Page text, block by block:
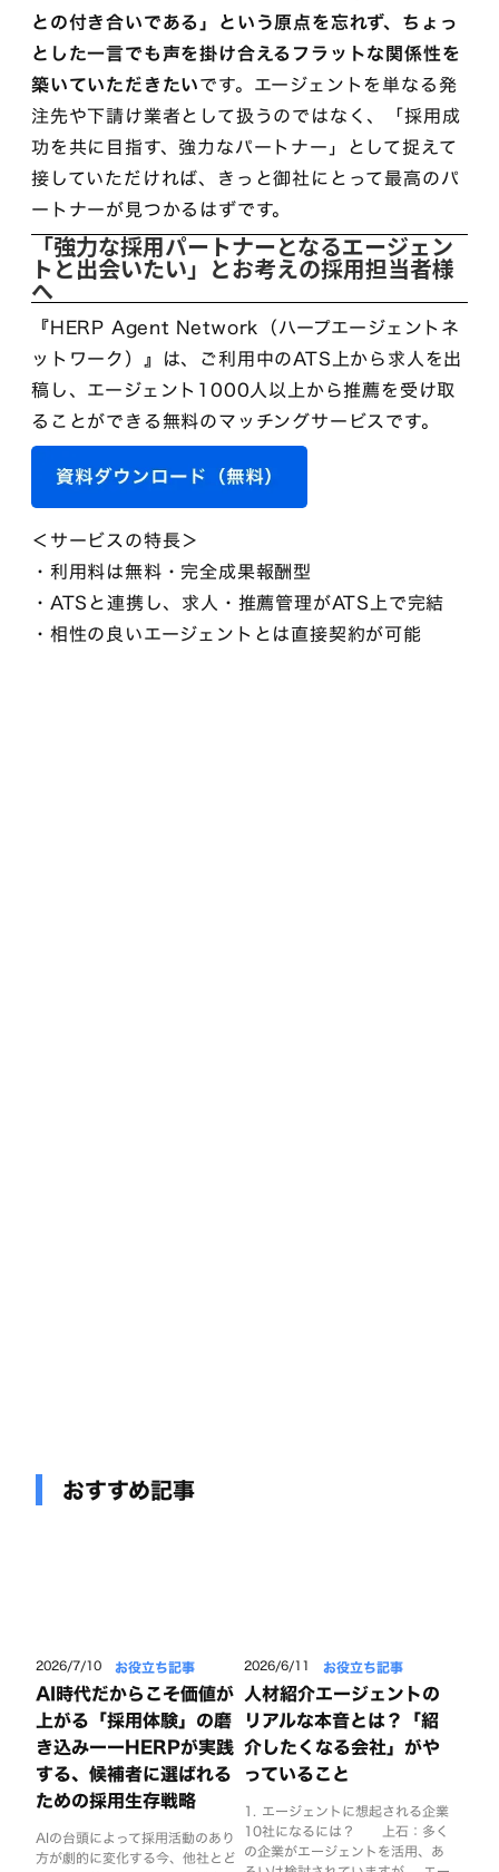
との付き合いである」という原点を忘れず、ちょっ
とした一言でも声を掛け合えるフラットな関係性を
築いていただきたいです。エージェントを単なる発
注先や下請け業者として扱うのではなく、「採用成
功を共に目指す、強力なパートナー」として捉えて
接していただければ、きっと御社にとって最高のパ
ートナーが見つかるはずです。
「強力な採用パートナーとなるエージェン
トと出会いたい」とお考えの採用担当者様
へ
『HERP Agent Network（ハープエージェントネ
ットワーク）』は、ご利用中のATS上から求人を出
稿し、エージェント1000人以上から推薦を受け取
ることができる無料のマッチングサービスです。
＜サービスの特長＞
・利用料は無料・完全成果報酬型
・ATSと連携し、求人・推薦管理がATS上で完結
・相性の良いエージェントとは直接契約が可能
おすすめ記事
2026/7/10 お役立ち記事
AI時代だからこそ価値が
上がる「採用体験」の磨
き込みーーHERPが実践
する、候補者に選ばれる
ための採用生存戦略
AIの台頭によって採用活動のあり
方が劇的に変化する今、他社とど
2026/6/11 お役立ち記事
人材紹介エージェントの
リアルな本音とは？「紹
介したくなる会社」がや
っていること
1. エージェントに想起される企業
10社になるには？ 上石：多く
の企業がエージェントを活用、あ